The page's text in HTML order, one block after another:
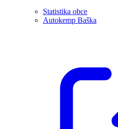
Statistika obce
Autokemp Baška